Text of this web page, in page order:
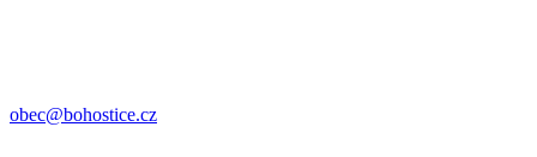
obec@bohostice.cz